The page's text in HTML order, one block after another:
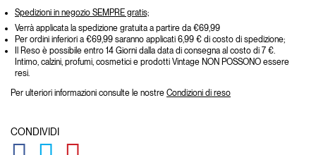
Spedizioni in negozio SEMPRE gratis;
Verrà applicata la spedizione gratuita a partire da €69,99
Per ordini inferiori a €69,99 saranno applicati 6,99 € di costo di spedizione;
Il Reso è possibile entro 14 Giorni dalla data di consegna al costo di 7 €.
Intimo, calzini, profumi, cosmetici e prodotti Vintage NON POSSONO essere
resi.
Per ulteriori informazioni consulte le nostre Condizioni di reso
CONDIVIDI
GLOBAL.SOCIALSHARE.FACEBOOK
GLOBAL.SOCIALSHARE.TWITTER